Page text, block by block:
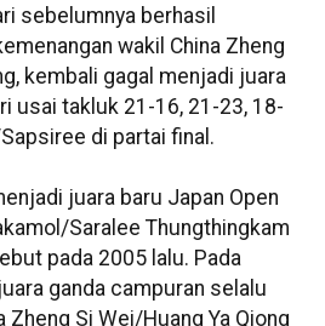
sebelumnya berhasil
wakil China Zheng
kembali gagal menjadi juara
usai takluk 21-16, 21-23, 18-
di partai final.
juara baru Japan Open
Saralee Thungthingkam
pada 2005 lalu. Pada
ganda campuran selalu
Zheng Si Wei/Huang Ya Qiong